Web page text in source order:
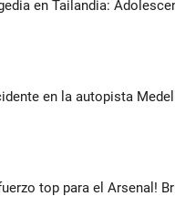
en Tailandia:
en la autopista
top para el Arsenal!